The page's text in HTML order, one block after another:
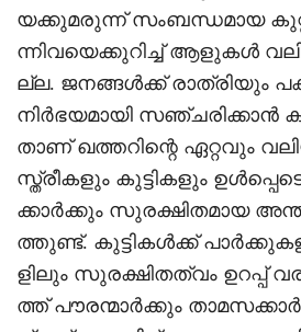
യക്കുമരുന്ന് സംബന്ധമായ
ന്നിവയെക്കുറിച്ച് ആളുകൾ
ല്ല. ജനങ്ങൾക്ക് രാത്രിയും
നിർഭയമായി സഞ്ചരിക്കാൻ
താണ് ഖത്തറിന്റെ ഏറ്റവും
സ്ത്രീകളും കുട്ടികളും
ക്കാർക്കും സുരക്ഷിതമായ
ത്തുണ്ട്. കുട്ടികൾക്ക്
ളിലും സുരക്ഷിതത്വം ഉറപ്പ്
ത്ത് പൗരന്മാർക്കും